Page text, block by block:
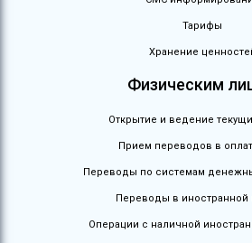
Тарифы
Хранение
Физическим
Открытие и ведение
Прием переводов в
Переводы по системам
Переводы в иностранной
Операции с наличной